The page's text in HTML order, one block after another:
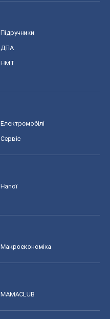
Підручники
ДПА
НМТ
Електромобілі
Сервіс
Напої
Макроекономіка
MAMACLUB